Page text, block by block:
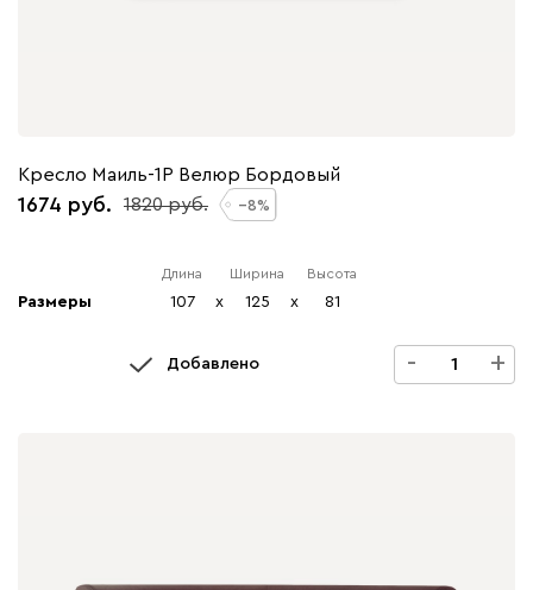
Кресло Маиль-1Р Велюр Бордовый
1674 1820 8
Размеры
Длина
107 x
Ширина
125 x
Высота
81
Добавлено - +